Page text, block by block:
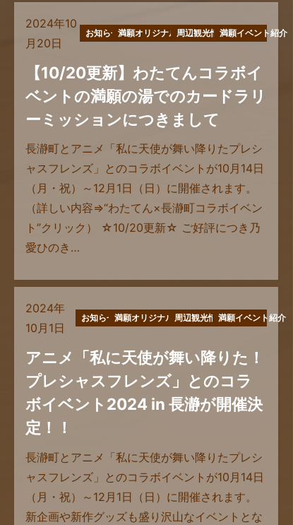
2024年10
月20日
お知らせ満願オリジナル商品周辺観光情報満願イベント紹介
【10/20更新】わたてんコラボイ
ベントの満願の湯でのカードラリ
ーミッションにつきまして
長瀞町とアニメ「私に天使が舞い降りたプレシ
ャスフレンズ」とのコラボイベントが10月14日
（月・祝）～12月1日（日）に開催されます。
（詳しい内容⇒“わたてん×長瀞町コラボイベン
ト”クリック） ☆10/20更新☆ ご好評につき乃
愛ひのき…
2024年
10月1日
お知らせ満願オリジナル商品周辺観光情報満願イベント紹介
アニメ「私に天使が舞い降りた！
プレシャスフレンズ」とのコラ
ボイベント2024 in 長瀞が開催決
定！！
長瀞町とアニメ「私に天使が舞い降りたプレシ
ャスフレンズ」とのコラボイベントが10月14日
（月・祝）～12月1日（日）に開催されます。
新企画や新作グッズも盛り沢山なイベントとな